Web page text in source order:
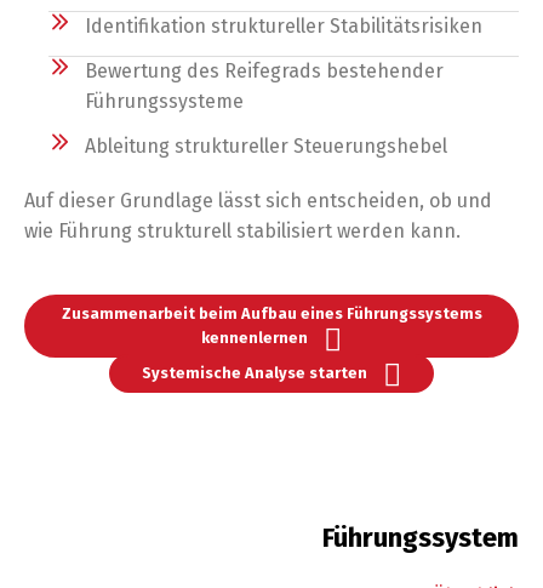
Identifikation struktureller Stabilitätsrisiken
Bewertung des Reifegrads bestehender
Führungssysteme
Ableitung struktureller Steuerungshebel
Auf dieser Grundlage lässt sich entscheiden, ob und
wie Führung strukturell stabilisiert werden kann.
Zusammenarbeit beim Aufbau eines Führungssystems
kennenlernen
Systemische Analyse starten
Führungssystem